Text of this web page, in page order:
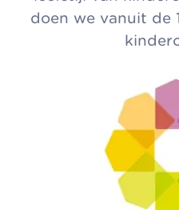
doen we vanuit de